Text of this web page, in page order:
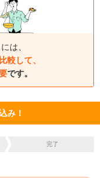
は、
較して、
です。
み！
完了